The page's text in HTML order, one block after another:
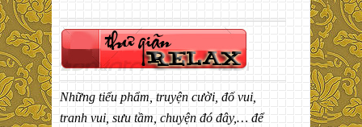
Những tiểu phẩm, truyện cười, đố vui,
tranh vui, sưu tầm, chuyện đó đây,… để